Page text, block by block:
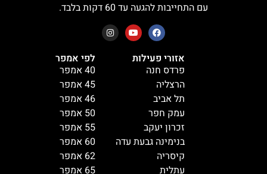
לפי אמפר
40 אמפר
45 אמפר
46 אמפר
50 אמפר
55 אמפר
60 אמפר
62 אמפר
65 אמפר
אזורי פעילות
פרדס חנה
הרצליה
תל אביב
עמק חפר
זכרון יעקב
בנימינה גבעת עדה
קיסריה
עתלית
עם התחייבות להגעה עד 60 דקות בלבד.